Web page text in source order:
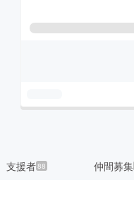
支援者88 仲間募集